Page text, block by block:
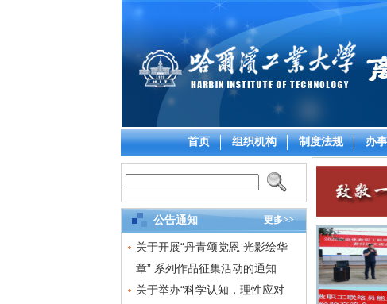
首页 组织机构 制度法规 办
公告通知 更多>>
关于开展“丹青颂党恩 光影绘华
章” 系列作品征集活动的通知
关于举办“科学认知，理性应对